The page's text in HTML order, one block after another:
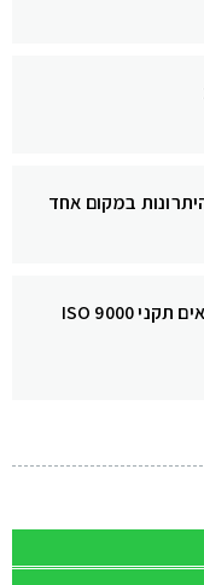
במקום אחד
חמדאן ג'לולי מסביר לאיזה סוג עסק מתאים תקני ISO 9000